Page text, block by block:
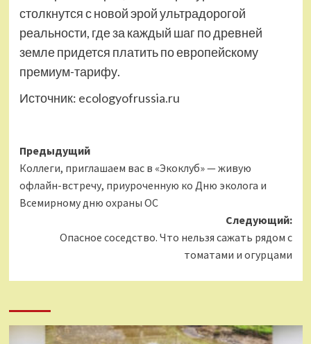
столкнутся с новой эрой ультрадорогой
реальности, где за каждый шаг по древней
земле придется платить по европейскому
премиум-тарифу.
Источник: ecologyofrussia.ru
Навигация
записи
Предыдущий
Коллеги, приглашаем вас в «Экоклуб» — живую
офлайн-встречу, приуроченную ко Дню эколога и
Всемирному дню охраны ОС
Следующий:
Опасное соседство. Что нельзя сажать рядом с
томатами и огурцами